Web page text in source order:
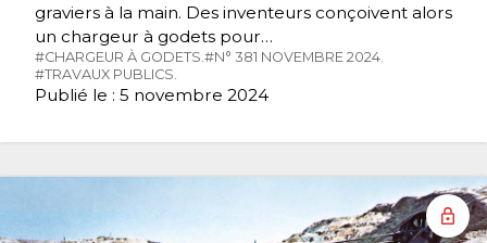
graviers à la main. Des inventeurs conçoivent alors
un chargeur à godets pour…
#CHARGEUR À GODETS. #N° 381 NOVEMBRE 2024.
#TRAVAUX PUBLICS.
Publié le : 5 novembre 2024